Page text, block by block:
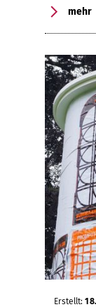
mehr
Erstellt: